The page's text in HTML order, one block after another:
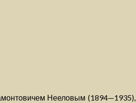
Нееловым (1894—1935),